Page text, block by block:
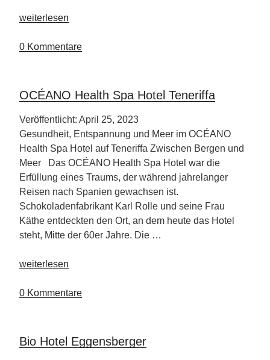
„Hotelmitarbeiter
Reiseführer“
weiterlesen
0 Kommentare
OCÉANO Health Spa Hotel Teneriffa
Veröffentlicht: April 25, 2023
Gesundheit, Entspannung und Meer im OCÉANO
Health Spa Hotel auf Teneriffa Zwischen Bergen und
Meer Das OCÉANO Health Spa Hotel war die
Erfüllung eines Traums, der während jahrelanger
Reisen nach Spanien gewachsen ist.
Schokoladenfabrikant Karl Rolle und seine Frau
Käthe entdeckten den Ort, an dem heute das Hotel
steht, Mitte der 60er Jahre. Die …
„OCÉANO
Spa
weiterlesen
0 Kommentare
Bio Hotel Eggensberger